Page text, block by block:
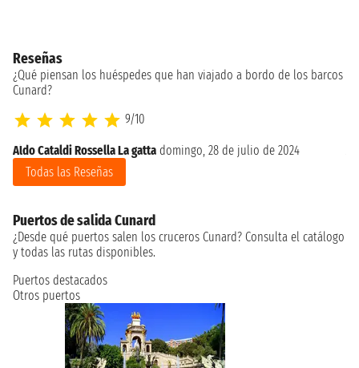
Reseñas
¿Qué piensan los huéspedes que han viajado a bordo de los barcos
Cunard?
9/10
Aldo Cataldi Rossella La gatta domingo, 28 de julio de 2024
Todas las Reseñas
Puertos de salida Cunard
¿Desde qué puertos salen los cruceros Cunard? Consulta el catálogo
y todas las rutas disponibles.
Puertos destacados
Otros puertos